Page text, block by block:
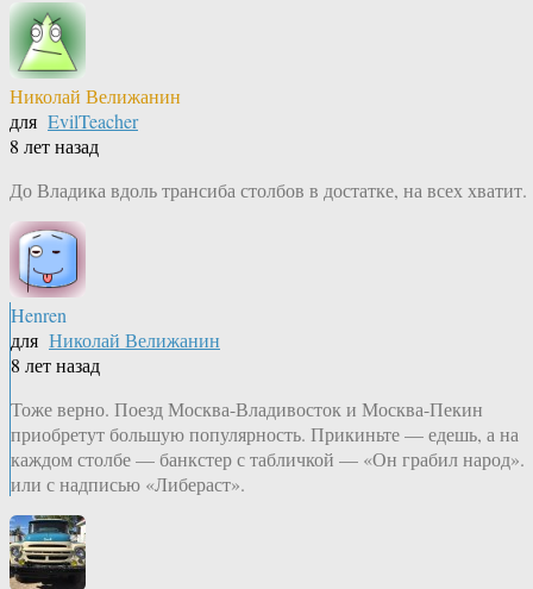
Николай Велижанин
для EvilTeacher
8 лет назад
До Владика вдоль трансиба столбов в достатке, на всех хватит.
Henren
для Николай Велижанин
8 лет назад
Тоже верно. Поезд Москва-Владивосток и Москва-Пекин
приобретут большую популярность. Прикиньте — едешь, а на
каждом столбе — банкстер с табличкой — «Он грабил народ».
или с надписью «Либераст».